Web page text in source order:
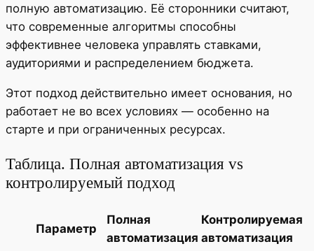
полную автоматизацию. Её сторонники считают,
что современные алгоритмы способны
эффективнее человека управлять ставками,
аудиториями и распределением бюджета.
Этот подход действительно имеет основания, но
работает не во всех условиях — особенно на
старте и при ограниченных ресурсах.
Таблица. Полная автоматизация vs
контролируемый подход
Параметр
Полная
автоматизация
Контролируемая
автоматизация